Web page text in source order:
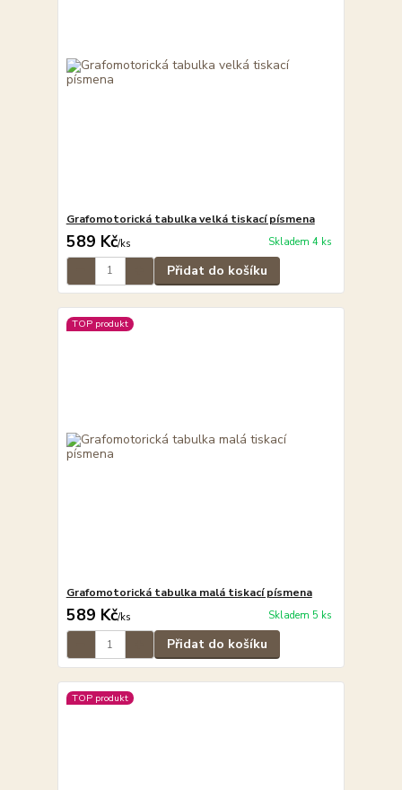
Grafomotorická tabulka velká tiskací písmena
589 Kč/ks Skladem 4 ks
Přidat do košíku
TOP produkt
Grafomotorická tabulka malá tiskací písmena
589 Kč/ks Skladem 5 ks
Přidat do košíku
TOP produkt